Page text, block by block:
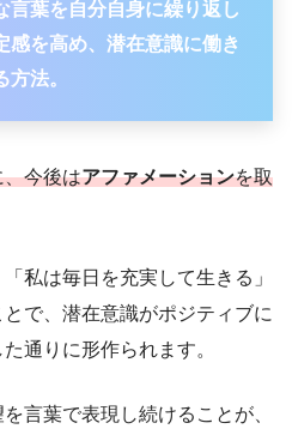
言葉を自分自身に繰り返し
感を高め、潜在意識に働き
法。
、今後はアファメーションを取
私は毎日を充実して生きる」
で、潜在意識がポジティブに
通りに形作られます。
言葉で表現し続けることが、